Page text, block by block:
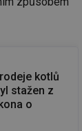
kotlů
stažen z
o